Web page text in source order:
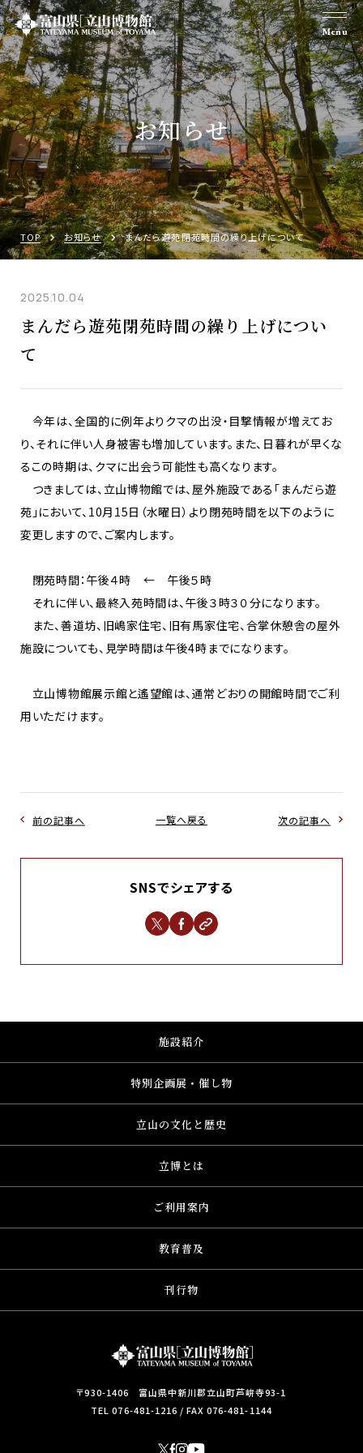
Menu
お知らせ
TOP お知らせ まんだら遊苑閉苑時間の繰り上げについて
2025.10.04
まんだら遊苑閉苑時間の繰り上げについ
て
今年は、全国的に例年よりクマの出没・目撃情報が増えてお
り、それに伴い人身被害も増加しています。また、日暮れが早くな
るこの時期は、クマに出会う可能性も高くなります。
つきましては、立山博物館では、屋外施設である「まんだら遊
苑」において、10月15日（水曜日）より閉苑時間を以下のように
変更しますので、ご案内します。
閉苑時間：午後４時 ← 午後５時
それに伴い、最終入苑時間は、午後３時３０分になります。
また、善道坊、旧嶋家住宅、旧有馬家住宅、合掌休憩舎の屋外
施設についても、見学時間は午後4時までになります。
立山博物館展示館と遙望館は、通常どおりの開館時間でご利
用いただけます。
前の記事へ 一覧へ戻る 次の記事へ
SNSでシェアする
施設紹介
特別企画展・催し物
立山の文化と歴史
立博とは
ご利用案内
教育普及
刊行物
〒930-1406 富山県中新川郡立山町芦峅寺93-1
TEL076-481-1216 / FAX 076-481-1144